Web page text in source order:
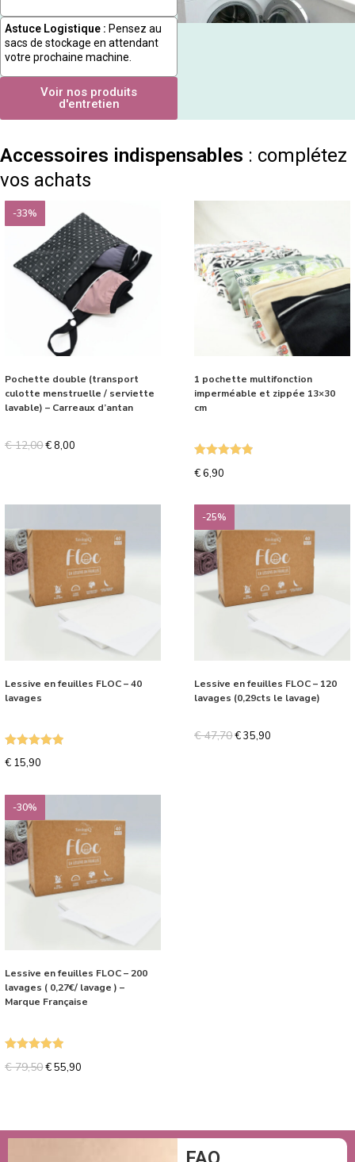
Astuce Logistique : Pensez au
sacs de stockage en attendant
votre prochaine machine.
Voir nos produits
d'entretien
Accessoires indispensables : complétez
vos achats
-33%
Pochette double (transport
culotte menstruelle / serviette
lavable) – Carreaux d’antan
€12,00€ 8,00
1 pochette multifonction
imperméable et zippée 13×30
cm
€6,90
Lessive en feuilles FLOC – 40
lavages
€ 15,90
-25%
Lessive en feuilles FLOC – 120
lavages (0,29cts le lavage)
€47,70€35,90
-30%
Lessive en feuilles FLOC – 200
lavages ( 0,27€/ lavage ) –
Marque Française
€79,50€55,90